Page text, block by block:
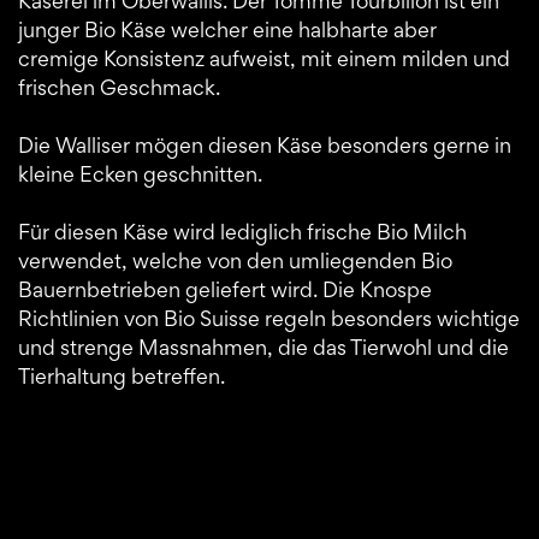
junger Bio Käse welcher eine halbharte aber
cremige Konsistenz aufweist, mit einem milden und
frischen Geschmack.
Die Walliser mögen diesen Käse besonders gerne in
kleine Ecken geschnitten.
Für diesen Käse wird lediglich frische Bio Milch
verwendet, welche von den umliegenden Bio
Bauernbetrieben geliefert wird. Die Knospe
Richtlinien von Bio Suisse regeln besonders wichtige
und strenge Massnahmen, die das Tierwohl und die
Tierhaltung betreffen.